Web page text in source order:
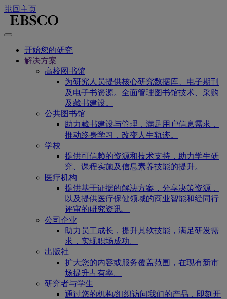
跳回主页
开始您的研究
解决方案
高校图书馆
为研究人员提供核心研究数据库、电子期刊
及电子书资源。全面管理图书馆技术、采购
及藏书建设。
公共图书馆
助力藏书建设与管理，满足用户信息需求，
推动终身学习，改变人生轨迹。
学校
提供可信赖的资源和技术支持，助力学生研
究、课程实施及信息素养技能的提升。
医疗机构
提供基于证据的解决方案，分享决策资源，
以及提供医疗保健领域的商业智能和经同行
评审的研究资讯。
公司企业
助力员工成长，提升其软技能，满足研发需
求，实现职场成功。
出版社
扩大您的内容或服务覆盖范围，在现有新市
场提升占有率。
研究者与学生
通过您的机构/组织访问我们的产品，即刻开